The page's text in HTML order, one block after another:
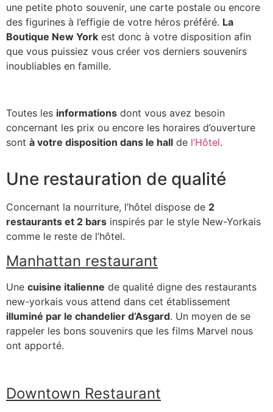
une petite photo souvenir, une carte postale ou encore
des figurines à l’effigie de votre héros préféré. La
Boutique New York est donc à votre disposition afin
que vous puissiez vous créer vos derniers souvenirs
inoubliables en famille.
Toutes les informations dont vous avez besoin
concernant les prix ou encore les horaires d’ouverture
sont à votre disposition dans le hall de l’Hôtel.
Une restauration de qualité
Concernant la nourriture, l’hôtel dispose de 2
restaurants et 2 bars inspirés par le style New-Yorkais
comme le reste de l’hôtel.
Manhattan restaurant
Une cuisine italienne de qualité digne des restaurants
new-yorkais vous attend dans cet établissement
illuminé par le chandelier d’Asgard. Un moyen de se
rappeler les bons souvenirs que les films Marvel nous
ont apporté.
Downtown Restaurant